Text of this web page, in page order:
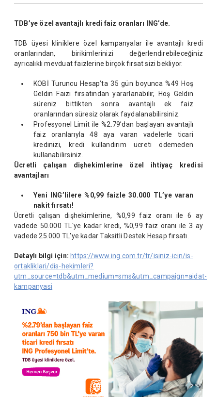
TDB’ye özel avantajlı kredi faiz oranları ING’de.
TDB üyesi kliniklere özel kampanyalar ile avantajlı kredi
oranlarından, birikimlerinizi değerlendirebileceğiniz
ayrıcalıklı mevduat faizlerine birçok fırsat sizi bekliyor.
KOBİ Turuncu Hesap’ta 35 gün boyunca %49 Hoş
Geldin Faizi fırsatından yararlanabilir, Hoş Geldin
süreniz bittikten sonra avantajlı ek faiz
oranlarından süresiz olarak faydalanabilirsiniz.
Profesyonel Limit ile %2.79’dan başlayan avantajlı
faiz oranlarıyla 48 aya varan vadelerle ticari
kredinizi, kredi kullandırım ücreti ödemeden
kullanabilirsiniz.
Ücretli çalışan dişhekimlerine özel ihtiyaç kredisi
avantajları
Yeni ING’lilere %0,99 faizle 30.000 TL’ye varan
nakit fırsatı!
Ücretli çalışan dişhekimlerine, %0,99 faiz oranı ile 6 ay
vadede 50.000 TL'ye kadar kredi, %0,99 faiz oranı ile 3 ay
vadede 25.000 TL'ye kadar Taksitli Destek Hesap fırsatı.
Detaylı bilgi için: https://www.ing.com.tr/tr/isiniz-icin/is-
ortakliklari/dis-hekimleri?
utm_source=tdb&utm_medium=sms&utm_campaign=aidat-
kampanyasi